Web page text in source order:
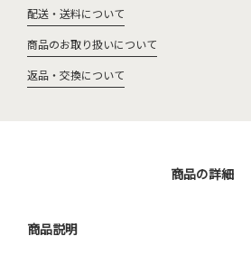
配送・送料について
商品のお取り扱いについて
返品・交換について
商品の詳細
商品説明